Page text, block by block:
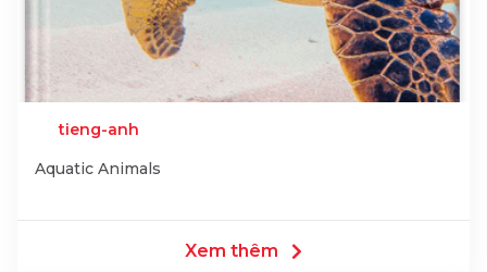
tieng-anh
Aquatic Animals
Xem thêm